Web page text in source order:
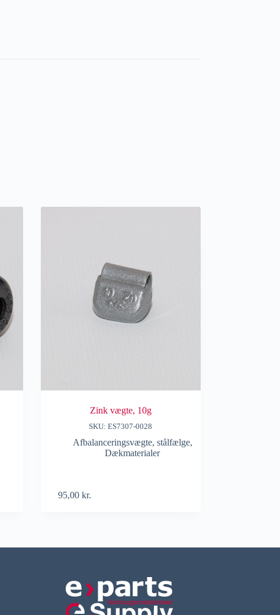
Zink vægte, 10g
SKU: ES7307-0028
Afbalanceringsvægte, stålfælge,
Dækmaterialer
95,00kr.